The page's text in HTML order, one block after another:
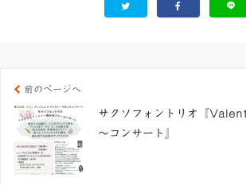
前のページへ
サクソフォントリオ『
～コンサート』